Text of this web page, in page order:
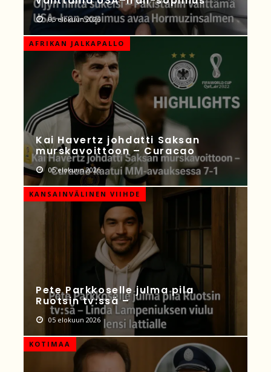
05 elokuun 2026
AFRIKAN JALKAPALLO
Kai Havertz johdatti Saksan
murskavoittoon – Curacao
05 elokuun 2026
KANSAINVÄLINEN VIIHDE
Pete Parkkoselle julma pila
Ruotsin tv:ssä –
05 elokuun 2026
KOTIMAA